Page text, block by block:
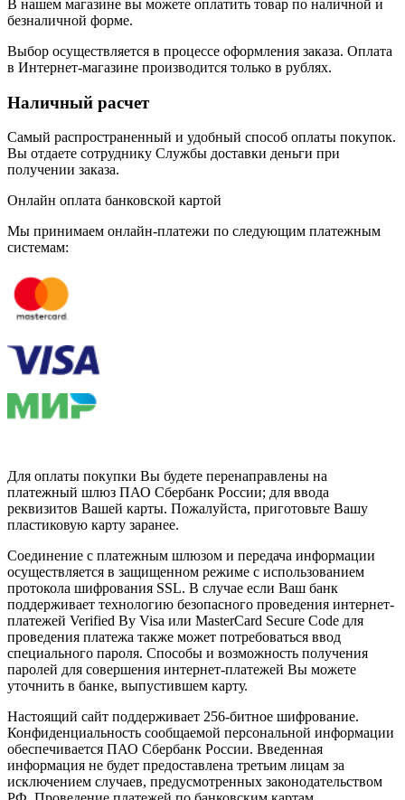
В нашем магазине вы можете оплатить товар по наличной и
безналичной форме.
Выбор осуществляется в процессе оформления заказа. Оплата
в Интернет-магазине производится только в рублях.
Наличный расчет
Самый распространенный и удобный способ оплаты покупок.
Вы отдаете сотруднику Службы доставки деньги при
получении заказа.
Онлайн оплата банковской картой
Мы принимаем онлайн-платежи по cледующим платежным
системам:
Для оплаты покупки Вы будете перенаправлены на
платежный шлюз ПАО Сбербанк России; для ввода
реквизитов Вашей карты. Пожалуйста, приготовьте Вашу
пластиковую карту заранее.
Соединение с платежным шлюзом и передача информации
осуществляется в защищенном режиме с использованием
протокола шифрования SSL. В случае если Ваш банк
поддерживает технологию безопасного проведения интернет-
платежей Verified By Visa или MasterCard Secure Code для
проведения платежа также может потребоваться ввод
специального пароля. Способы и возможность получения
паролей для совершения интернет-платежей Вы можете
уточнить в банке, выпустившем карту.
Настоящий сайт поддерживает 256-битное шифрование.
Конфиденциальность сообщаемой персональной информации
обеспечивается ПАО Сбербанк России. Введенная
информация не будет предоставлена третьим лицам за
исключением случаев, предусмотренных законодательством